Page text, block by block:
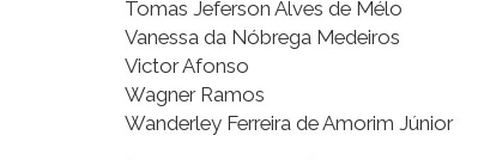
Tomas Jeferson Alves de Mélo
Vanessa da Nóbrega Medeiros
Victor Afonso
Wagner Ramos
Wanderley Ferreira de Amorim Júnior